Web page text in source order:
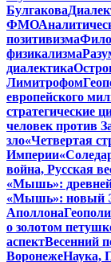
Булгакова
ФМО
позитивизма
физикализма
диалектика
Лимитрофом
европейского
стратегические
человек против
зло«Четвертая
Империи
война, Русская
«Мышь»:
«Мышь»: новый
Аполлона
о золотом
аспектВесенний
ВоронежеНаука,